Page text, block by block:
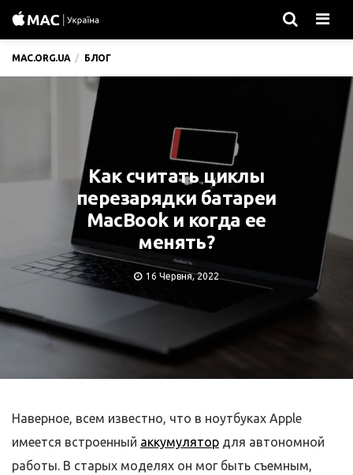
MAC.ORG.UA БЛОГ
Как считать циклы
перезарядки батареи
MacBook и когда ее
менять?
16 Червня, 2022
Наверное, всем известно, что в ноутбуках Apple
имеется встроенный аккумулятор для автономной
работы. В старых моделях он мог быть съемным,